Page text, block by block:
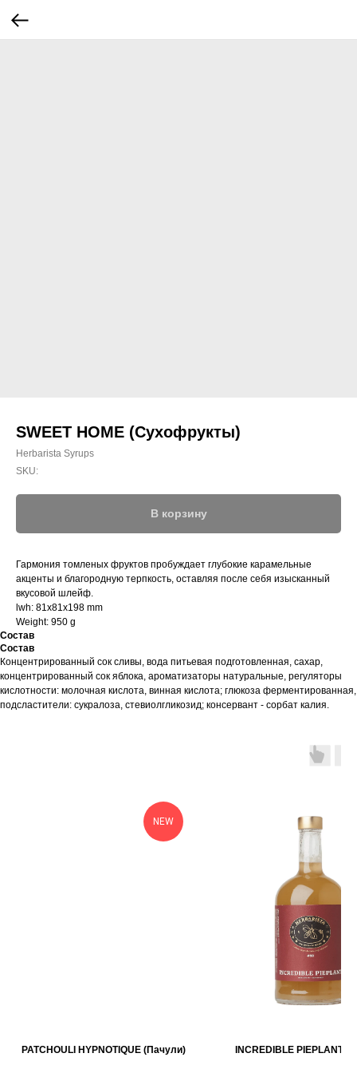
SWEET HOME (Сухофрукты)
Herbarista Syrups
SKU:
В корзину
Гармония томленых фруктов пробуждает глубокие карамельные
акценты и благородную терпкость, оставляя после себя изысканный
вкусовой шлейф.
lwh: 81x81x198 mm
Weight: 950 g
Состав
Состав
Концентрированный сок сливы, вода питьевая подготовленная, сахар,
концентрированный сок яблока, ароматизаторы натуральные, регуляторы
кислотности: молочная кислота, винная кислота; глюкоза ферментированная,
подсластители: сукралоза, стевиолгликозид; консервант - сорбат калия.
NEW
PATCHOULI HYPNOTIQUE (Пачули) INCREDIBLE PIEPLANT